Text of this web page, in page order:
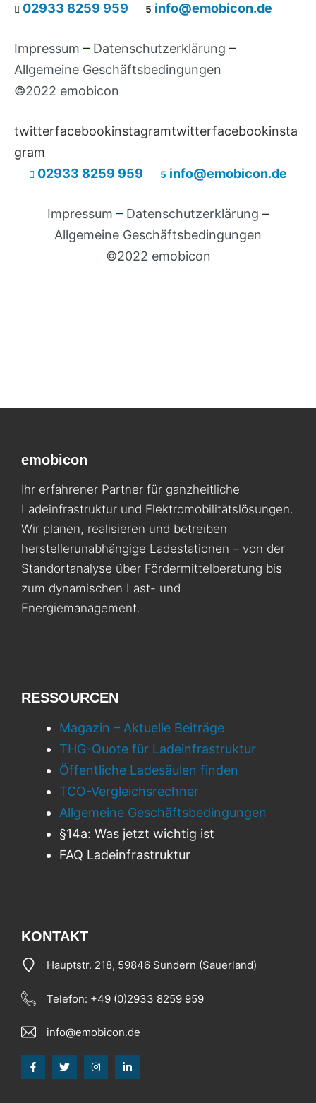
 02933 8259 959  info@emobicon.de
Impressum – Datenschutzerklärung –
Allgemeine Geschäftsbedingungen
©2022 emobicon
twitterfacebookinstagramtwitterfacebookinsta
gram
 02933 8259 959  info@emobicon.de
Impressum – Datenschutzerklärung –
Allgemeine Geschäftsbedingungen
©2022 emobicon
emobicon
Ihr erfahrener Partner für ganzheitliche
Ladeinfrastruktur und Elektromobilitäts­lösungen.
Wir planen, realisieren und betreiben
herstellerunabhängige Ladestationen – von der
Standortanalyse über Fördermittelberatung bis
zum dynamischen Last- und
Energiemanagement.
RESSOURCEN
Magazin – Aktuelle Beiträge
THG-Quote für Ladeinfrastruktur
Öffentliche Ladesäulen finden
TCO-Vergleichsrechner
Allgemeine Geschäftsbedingungen
§14a: Was jetzt wichtig ist
FAQ Ladeinfrastruktur
KONTAKT
Hauptstr. 218, 59846 Sundern (Sauerland)
Telefon: +49 (0)2933 8259 959
info@emobicon.de